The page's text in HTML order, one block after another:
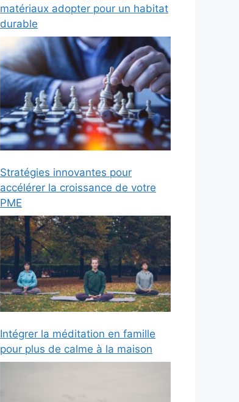
matériaux adopter pour un habitat
durable
Stratégies innovantes pour
accélérer la croissance de votre
PME
Intégrer la méditation en famille
pour plus de calme à la maison